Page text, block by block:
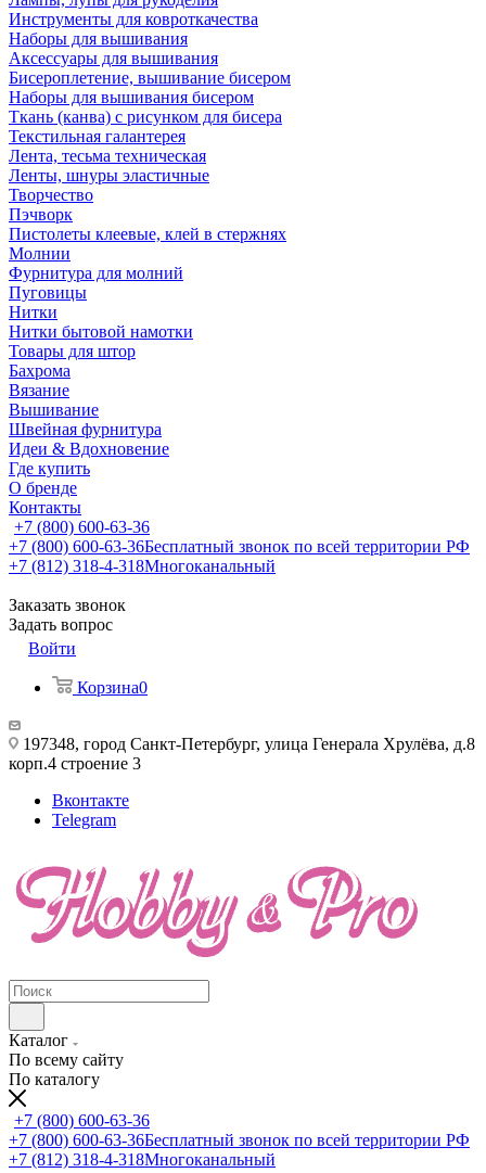
Инструменты для ковроткачества
Наборы для вышивания
Аксессуары для вышивания
Бисероплетение, вышивание бисером
Наборы для вышивания бисером
Ткань (канва) с рисунком для бисера
Текстильная галантерея
Лента, тесьма техническая
Ленты, шнуры эластичные
Творчество
Пэчворк
Пистолеты клеевые, клей в стержнях
Молнии
Фурнитура для молний
Пуговицы
Нитки
Нитки бытовой намотки
Товары для штор
Бахрома
Вязание
Вышивание
Швейная фурнитура
Идеи & Вдохновение
Где купить
О бренде
Контакты
+7 (800) 600-63-36
+7 (800) 600-63-36Бесплатный звонок по всей территории РФ
+7 (812) 318-4-318Многоканальный
Заказать звонок
Задать вопрос
Войти
Корзина0
197348, город Санкт-Петербург, улица Генерала Хрулёва, д.8
корп.4 строение 3
Вконтакте
Telegram
Каталог
По всему сайту
По каталогу
+7 (800) 600-63-36
+7 (800) 600-63-36Бесплатный звонок по всей территории РФ
+7 (812) 318-4-318Многоканальный